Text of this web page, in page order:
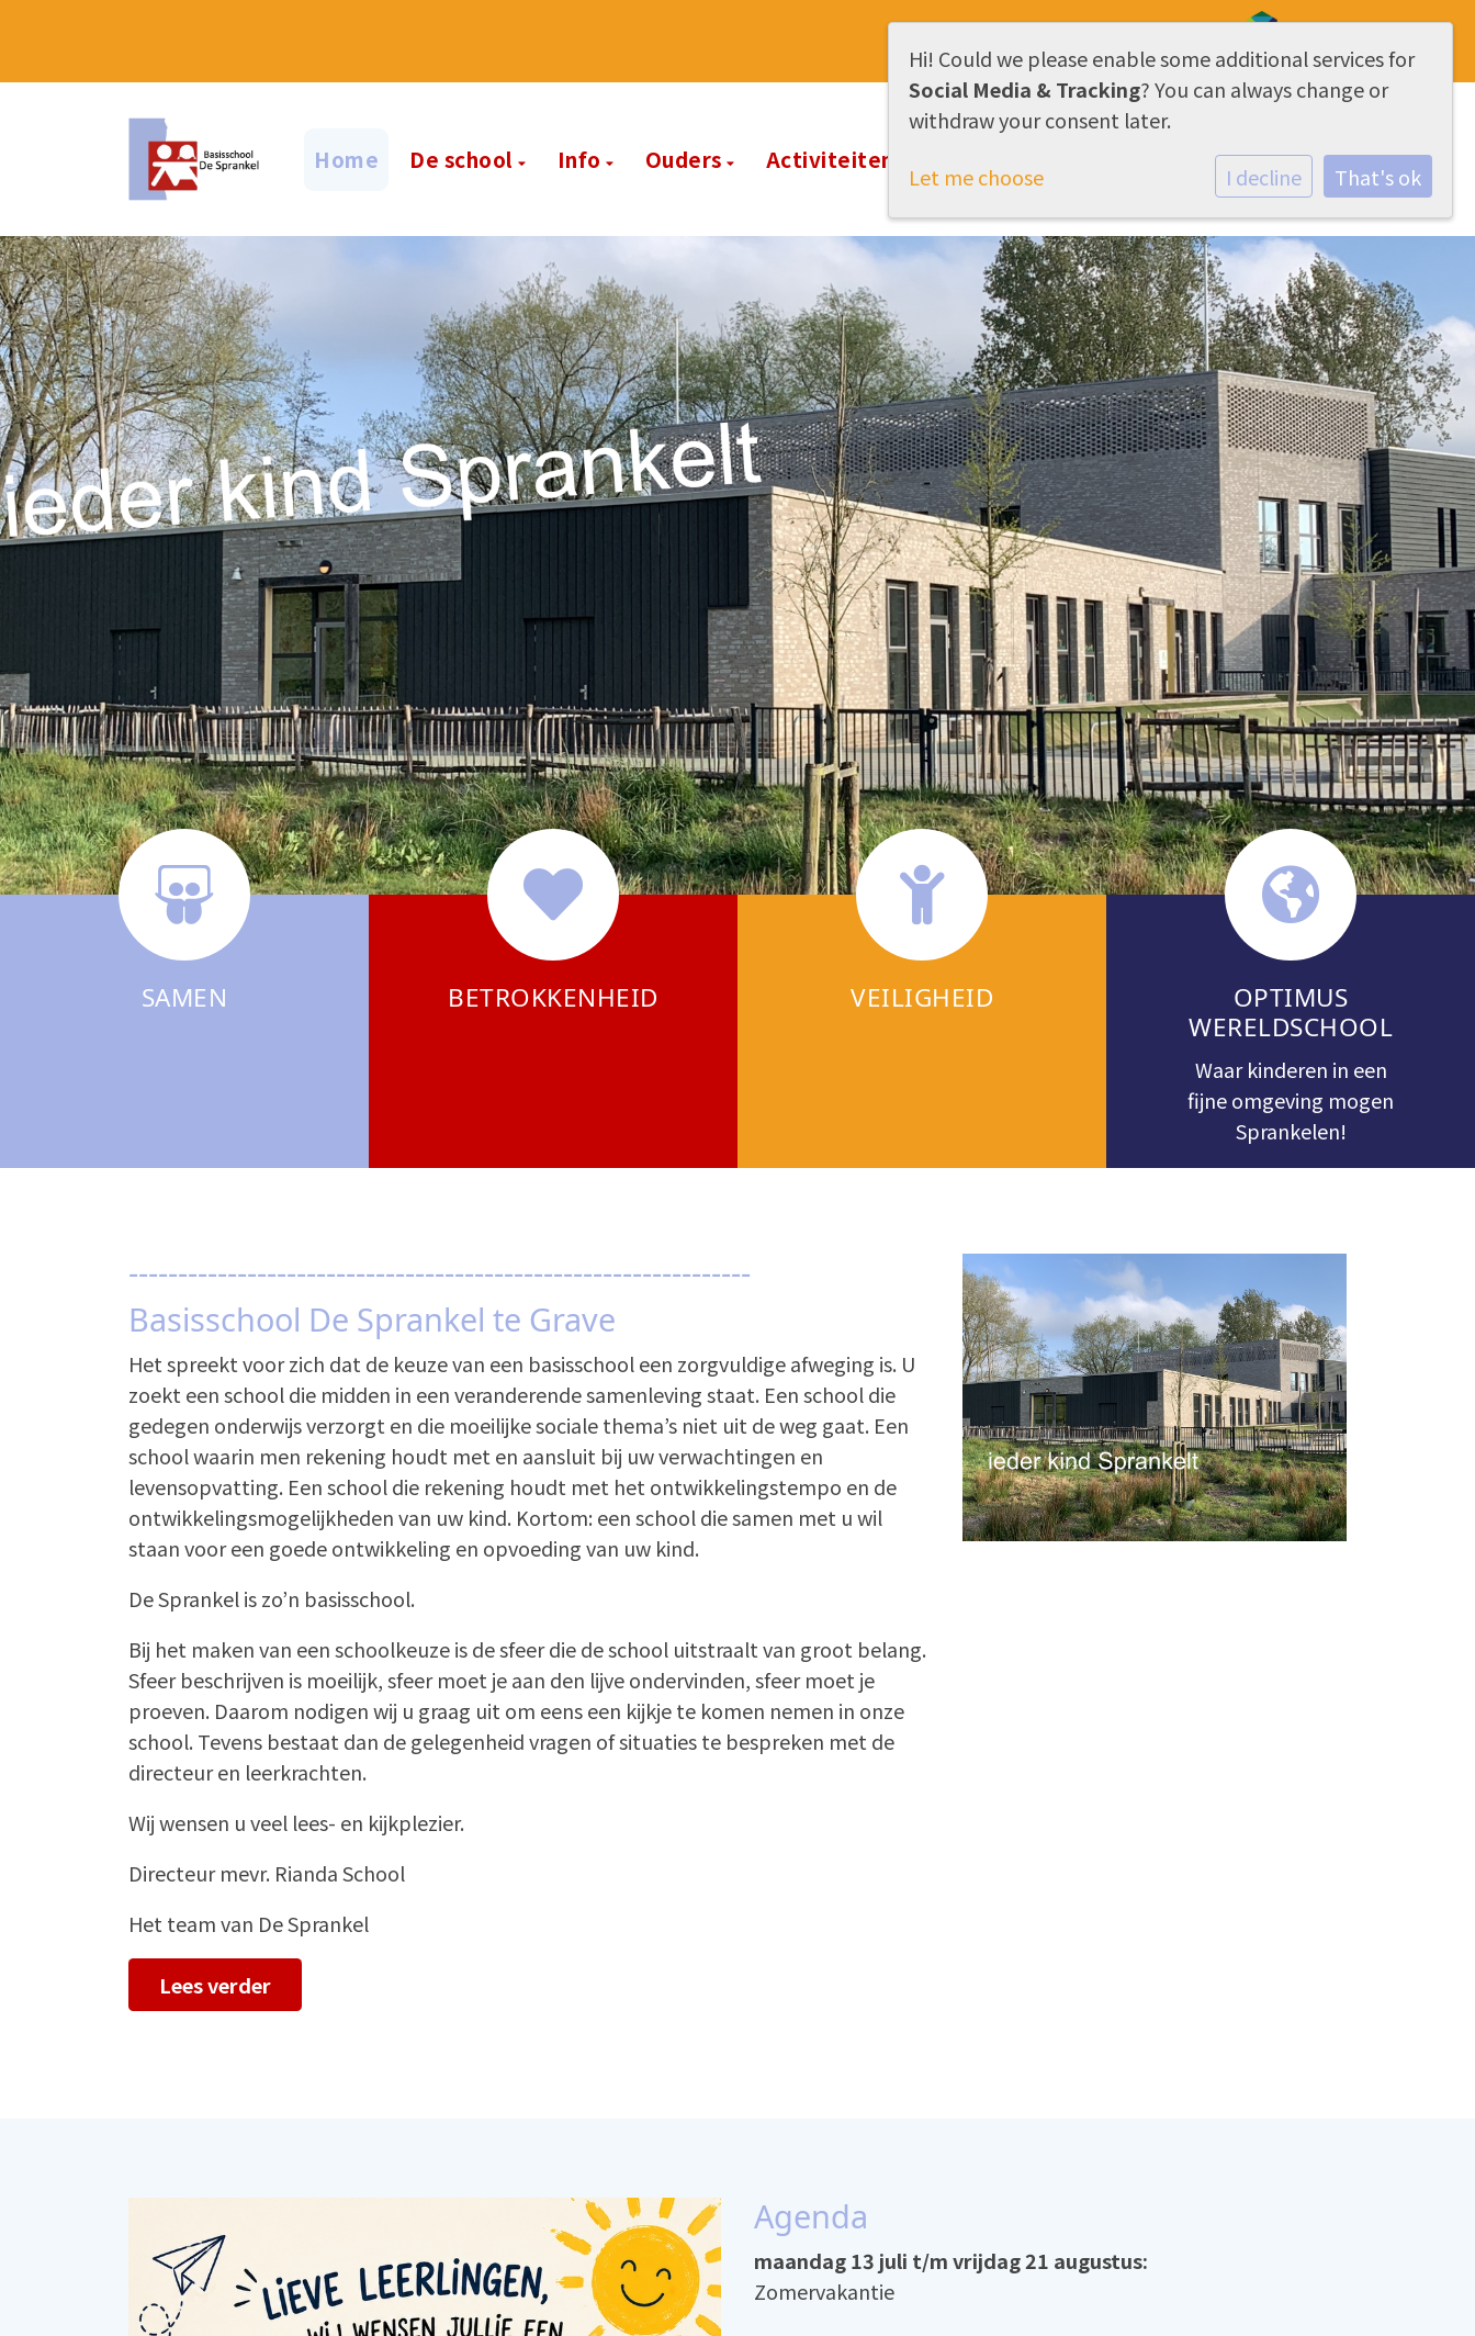
AVG & Privacy
Home De school Info Ouders Activiteiten
SAMEN BETROKKENHEID VEILIGHEID
OPTIMUS
WERELDSCHOOL
Waar kinderen in een
fijne omgeving mogen
Sprankelen!
---------------------------------------------------------------
Basisschool De Sprankel te Grave
Het spreekt voor zich dat de keuze van een basisschool een zorgvuldige afweging is. U
zoekt een school die midden in een veranderende samenleving staat. Een school die
gedegen onderwijs verzorgt en die moeilijke sociale thema’s niet uit de weg gaat. Een
school waarin men rekening houdt met en aansluit bij uw verwachtingen en
levensopvatting. Een school die rekening houdt met het ontwikkelingstempo en de
ontwikkelingsmogelijkheden van uw kind. Kortom: een school die samen met u wil
staan voor een goede ontwikkeling en opvoeding van uw kind.
De Sprankel is zo’n basisschool.
Bij het maken van een schoolkeuze is de sfeer die de school uitstraalt van groot belang.
Sfeer beschrijven is moeilijk, sfeer moet je aan den lijve ondervinden, sfeer moet je
proeven. Daarom nodigen wij u graag uit om eens een kijkje te komen nemen in onze
school. Tevens bestaat dan de gelegenheid vragen of situaties te bespreken met de
directeur en leerkrachten.
Wij wensen u veel lees- en kijkplezier.
Directeur mevr. Rianda School
Het team van De Sprankel
Lees verder
Agenda
maandag 13 juli t/m vrijdag 21 augustus:
Zomervakantie
Hi! Could we please enable some additional services for
Social Media & Tracking? You can always change or
withdraw your consent later.
Let me choose
I decline That's ok